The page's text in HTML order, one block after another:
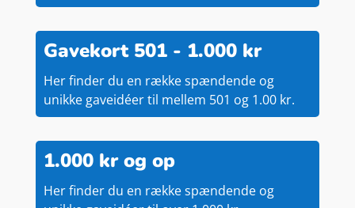
Gavekort 501 - 1.000 kr
Her finder du en række spændende og
unikke gaveidéer til mellem 501 og 1.00 kr.
1.000 kr og op
Her finder du en række spændende og